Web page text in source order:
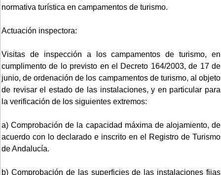
normativa turística en campamentos de turismo.
Actuación inspectora:
Visitas de inspección a los campamentos de turismo, en
cumplimento de lo previsto en el Decreto 164/2003, de 17 de
junio, de ordenación de los campamentos de turismo, al objeto
de revisar el estado de las instalaciones, y en particular para
la verificación de los siguientes extremos:
a) Comprobación de la capacidad máxima de alojamiento, de
acuerdo con lo declarado e inscrito en el Registro de Turismo
de Andalucía.
b) Comprobación de las superficies de las instalaciones fijas